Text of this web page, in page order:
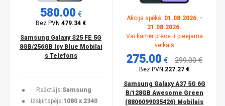
580.00 €
Bez PVN479.34 €
Samsung Galaxy S25 FE 5G
8GB/256GB Icy Blue Mobilai
s Telefons
Ražotājs:Samsung
Izšķirtspēja:1080 x 2340
Akcija spēkā: 01.08.2026. -
31.08.2026.
Vai kamēr prece ir pieejama
veikalā
275.00 € 299.00 €
Bez PVN 227.27 €
Samsung Galaxy A37 5G 6G
B/128GB Awesome Green
(8806099035426) Mobilais